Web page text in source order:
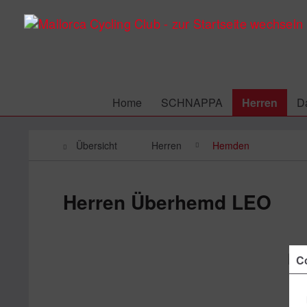
Home SCHNAPPA Herren
Übersicht Herren Hemden
Herren Überhemd LEO